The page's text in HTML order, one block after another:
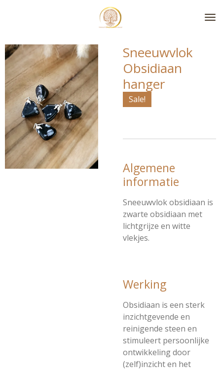
de
hoofdinhoud
Sneeuwvlok
Obsidiaan
hanger
Sale!
Algemene
informatie
Sneeuwvlok obsidiaan is
zwarte obsidiaan met
lichtgrijze en witte
vlekjes.
Werking
Obsidiaan is een sterk
inzichtgevende en
reinigende steen en
stimuleert persoonlijke
ontwikkeling door
(zelf)inzicht en het